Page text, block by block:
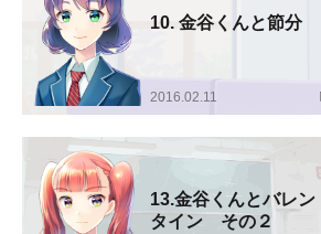
10. 金谷くんと節分
2016.02.11
13.金谷くんとバレン
タイン その２